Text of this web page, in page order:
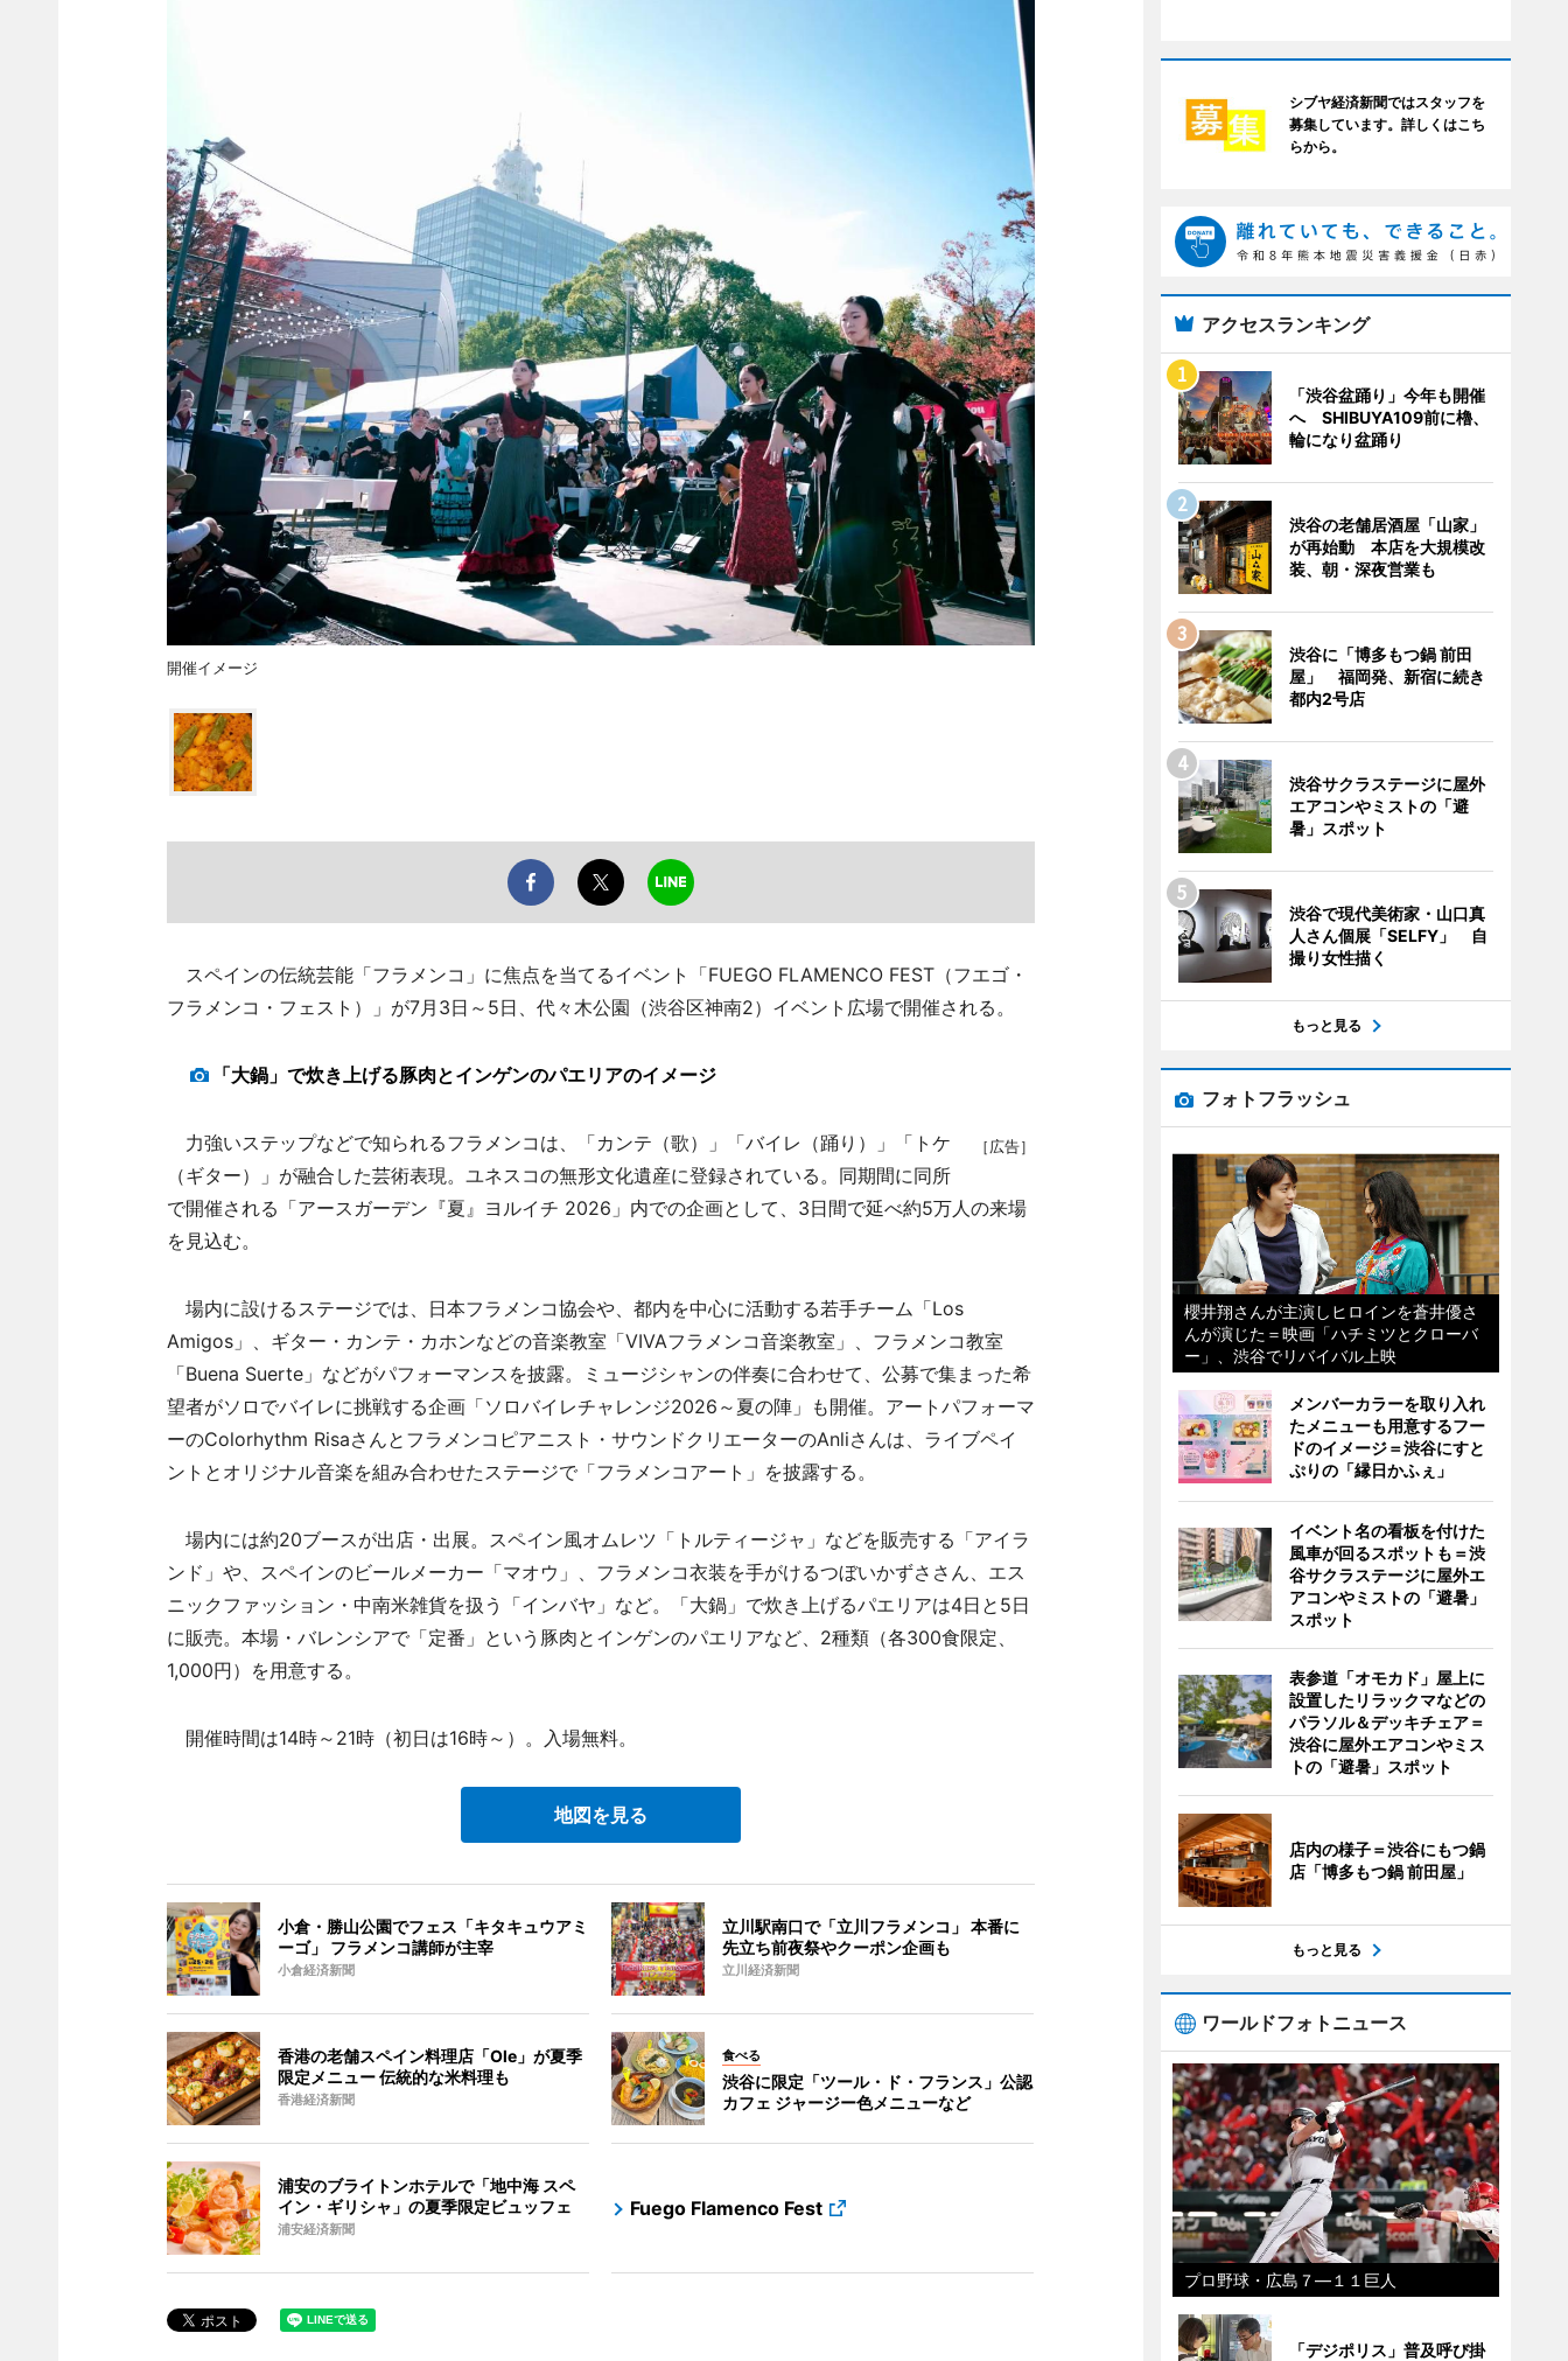
開催イメージ
スペインの伝統芸能「フラメンコ」に焦点を当てるイベント「FUEGO FLAMENCO FEST（フエゴ・
フラメンコ・フェスト）」が7月3日～5日、代々木公園（渋谷区神南2）イベント広場で開催される。
「大鍋」で炊き上げる豚肉とインゲンのパエリアのイメージ
［広告］
力強いステップなどで知られるフラメンコは、「カンテ（歌）」「バイレ（踊り）」「トケ
（ギター）」が融合した芸術表現。ユネスコの無形文化遺産に登録されている。同期間に同所
で開催される「アースガーデン『夏』ヨルイチ 2026」内での企画として、3日間で延べ約5万人の来場
を見込む。
場内に設けるステージでは、日本フラメンコ協会や、都内を中心に活動する若手チーム「Los
Amigos」、ギター・カンテ・カホンなどの音楽教室「VIVAフラメンコ音楽教室」、フラメンコ教室
「Buena Suerte」などがパフォーマンスを披露。ミュージシャンの伴奏に合わせて、公募で集まった希
望者がソロでバイレに挑戦する企画「ソロバイレチャレンジ2026～夏の陣」も開催。アートパフォーマ
ーのColorhythm Risaさんとフラメンコピアニスト・サウンドクリエーターのAnliさんは、ライブペイ
ントとオリジナル音楽を組み合わせたステージで「フラメンコアート」を披露する。
場内には約20ブースが出店・出展。スペイン風オムレツ「トルティージャ」などを販売する「アイラ
ンド」や、スペインのビールメーカー「マオウ」、フラメンコ衣装を手がけるつぼいかずささん、エス
ニックファッション・中南米雑貨を扱う「インバヤ」など。「大鍋」で炊き上げるパエリアは4日と5日
に販売。本場・バレンシアで「定番」という豚肉とインゲンのパエリアなど、2種類（各300食限定、
1,000円）を用意する。
開催時間は14時～21時（初日は16時～）。入場無料。
地図を見る
小倉・勝山公園でフェス「キタキュウアミ
ーゴ」 フラメンコ講師が主宰
小倉経済新聞
立川駅南口で「立川フラメンコ」 本番に
先立ち前夜祭やクーポン企画も
立川経済新聞
香港の老舗スペイン料理店「Ole」が夏季
限定メニュー 伝統的な米料理も
香港経済新聞
食べる
渋谷に限定「ツール・ド・フランス」公認
カフェ ジャージー色メニューなど
浦安のブライトンホテルで「地中海 スペ
イン・ギリシャ」の夏季限定ビュッフェ
浦安経済新聞
Fuego Flamenco Fest
シブヤ経済新聞ではスタッフを
募集しています。詳しくはこち
らから。
アクセスランキング
「渋谷盆踊り」今年も開催
へ SHIBUYA109前に櫓、
輪になり盆踊り
渋谷の老舗居酒屋「山家」
が再始動 本店を大規模改
装、朝・深夜営業も
渋谷に「博多もつ鍋 前田
屋」 福岡発、新宿に続き
都内2号店
渋谷サクラステージに屋外
エアコンやミストの「避
暑」スポット
渋谷で現代美術家・山口真
人さん個展「SELFY」 自
撮り女性描く
もっと見る
フォトフラッシュ
櫻井翔さんが主演しヒロインを蒼井優さ
んが演じた＝映画「ハチミツとクローバ
ー」、渋谷でリバイバル上映
メンバーカラーを取り入れ
たメニューも用意するフー
ドのイメージ＝渋谷にすと
ぷりの「縁日かふぇ」
イベント名の看板を付けた
風車が回るスポットも＝渋
谷サクラステージに屋外エ
アコンやミストの「避暑」
スポット
表参道「オモカド」屋上に
設置したリラックマなどの
パラソル＆デッキチェア＝
渋谷に屋外エアコンやミス
トの「避暑」スポット
店内の様子＝渋谷にもつ鍋
店「博多もつ鍋 前田屋」
もっと見る
ワールドフォトニュース
プロ野球・広島７―１１巨人
「デジポリス」普及呼び掛